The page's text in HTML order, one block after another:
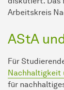
Arbeitskreis
AStA
Für
Nachhaltigkeit
für